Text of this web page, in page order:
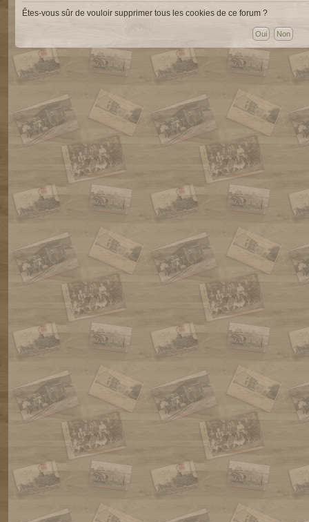
Êtes-vous sûr de vouloir supprimer tous les cookies de ce forum ?